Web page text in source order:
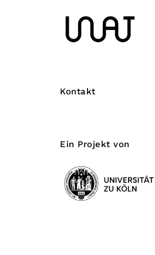
Kontakt
Ein Projekt von